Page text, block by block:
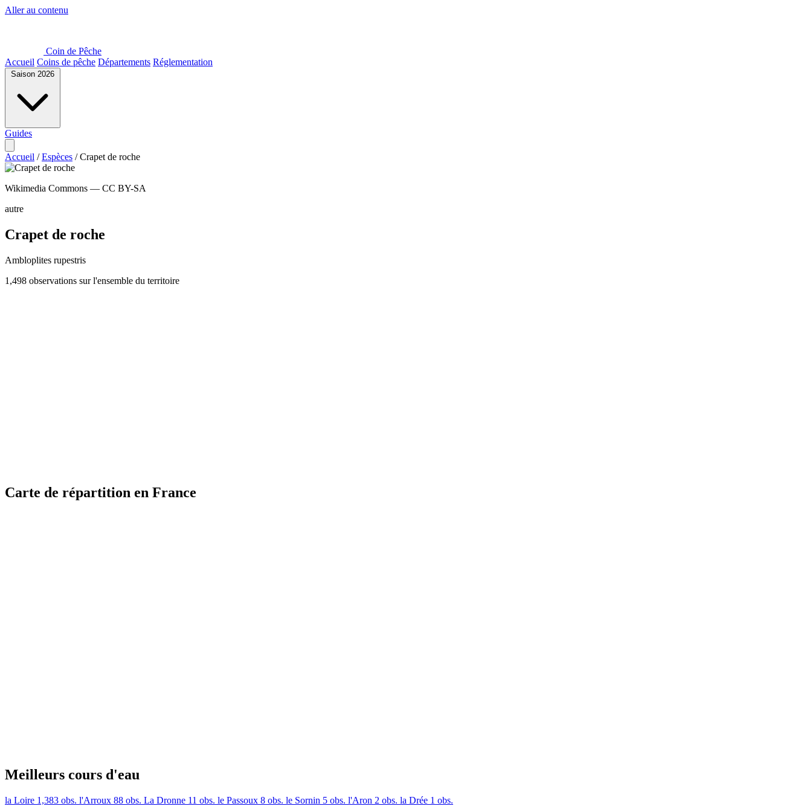
Aller au contenu
Coin de Pêche
Accueil Coins de pêche Départements Réglementation
Saison 2026
Guides
Accueil / Espèces / Crapet de roche
Wikimedia Commons — CC BY-SA
autre
Crapet de roche
Ambloplites rupestris
1,498 observations sur l'ensemble du territoire
Carte de répartition en France
Meilleurs cours d'eau
la Loire 1,383 obs. l'Arroux 88 obs. La Dronne 11 obs. le Passoux 8 obs. le Sornin 5 obs. l'Aron 2 obs. la Drée 1 obs.